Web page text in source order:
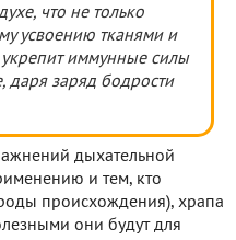
что не только
усвоению тканями и
иммунные силы
даря заряд бодрости
дыхательной
и тем, кто
происхождения), храпа
они будут для